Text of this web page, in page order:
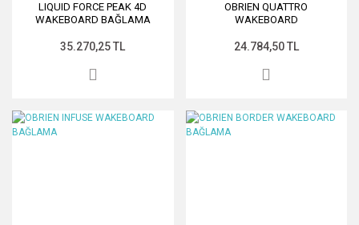
LIQUID FORCE PEAK 4D
WAKEBOARD BAĞLAMA
35.270,25 TL
OBRIEN QUATTRO
WAKEBOARD
24.784,50 TL